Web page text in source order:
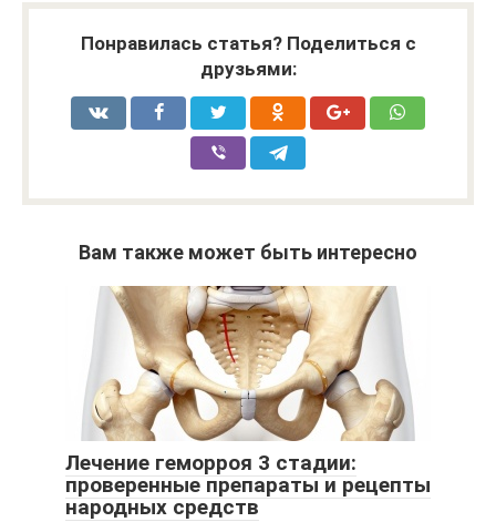
Понравилась статья? Поделиться с
друзьями:
Вам также может быть интересно
Лечение геморроя 3 стадии:
проверенные препараты и рецепты
народных средств